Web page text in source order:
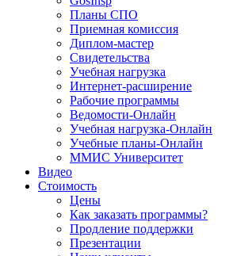
Планы СПО
Приемная комиссия
Диплом-мастер
Свидетельства
Учебная нагрузка
Интернет-расширение
Рабочие программы
Ведомости-Онлайн
Учебная нагрузка-Онлайн
Учебные планы-Онлайн
ММИС Университет
Видео
Стоимость
Цены
Как заказать программы?
Продление поддержки
Презентации